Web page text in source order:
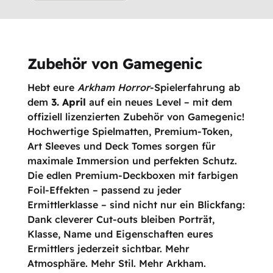
Zubehör von Gamegenic
Hebt eure Arkham Horror-Spielerfahrung ab
dem 3. April auf ein neues Level – mit dem
offiziell lizenzierten Zubehör von Gamegenic!
Hochwertige Spielmatten, Premium-Token,
Art Sleeves und Deck Tomes sorgen für
maximale Immersion und perfekten Schutz.
Die edlen Premium-Deckboxen mit farbigen
Foil-Effekten – passend zu jeder
Ermittlerklasse – sind nicht nur ein Blickfang:
Dank cleverer Cut-outs bleiben Porträt,
Klasse, Name und Eigenschaften eures
Ermittlers jederzeit sichtbar. Mehr
Atmosphäre. Mehr Stil. Mehr Arkham.